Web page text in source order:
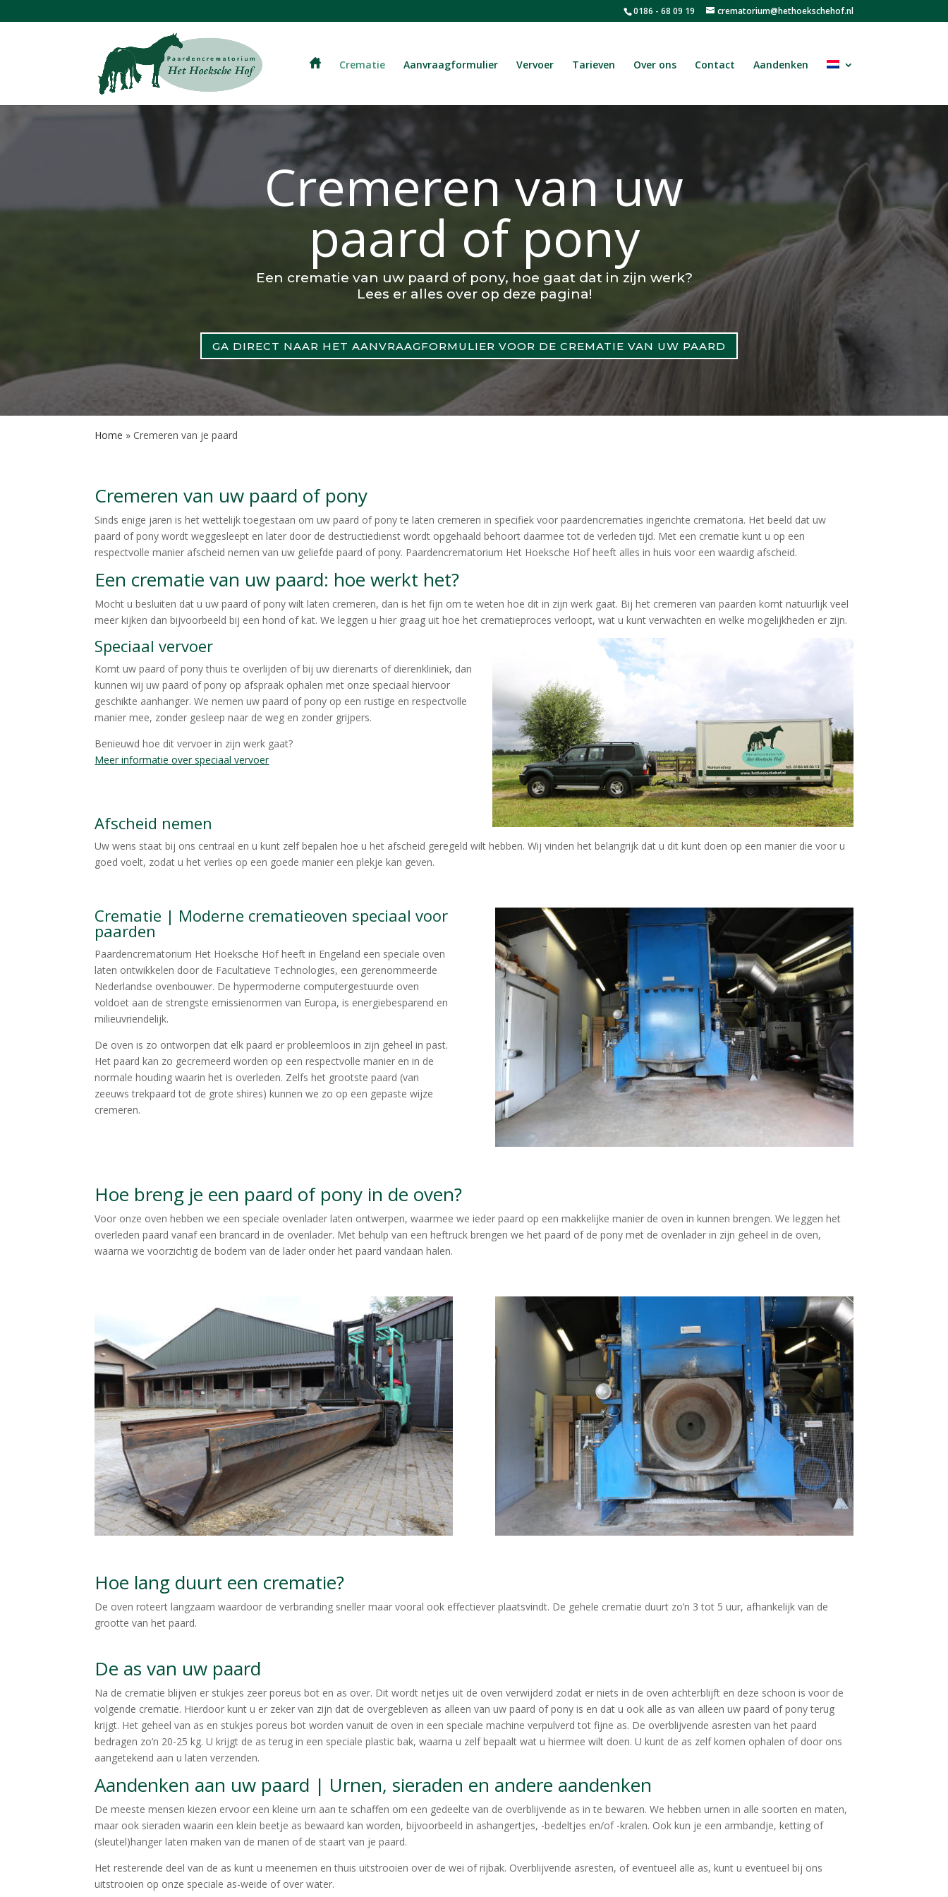
0186 - 68 09 19 crematorium@hethoekschehof.nl
Crematie Aanvraagformulier Vervoer Tarieven Over ons Contact Aandenken
Cremeren van uw
paard of pony
Een crematie van uw paard of pony, hoe gaat dat in zijn werk?
Lees er alles over op deze pagina!
GA DIRECT NAAR HET AANVRAAGFORMULIER VOOR DE CREMATIE VAN UW PAARD
Home »Cremeren van je paard
Cremeren van uw paard of pony
Sinds enige jaren is het wettelijk toegestaan om uw paard of pony te laten cremeren in specifiek voor paardencrematies ingerichte crematoria. Het beeld dat uw
paard of pony wordt weggesleept en later door de destructiedienst wordt opgehaald behoort daarmee tot de verleden tijd. Met een crematie kunt u op een
respectvolle manier afscheid nemen van uw geliefde paard of pony. Paardencrematorium Het Hoeksche Hof heeft alles in huis voor een waardig afscheid.
Een crematie van uw paard: hoe werkt het?
Mocht u besluiten dat u uw paard of pony wilt laten cremeren, dan is het fijn om te weten hoe dit in zijn werk gaat. Bij het cremeren van paarden komt natuurlijk veel
meer kijken dan bijvoorbeeld bij een hond of kat. We leggen u hier graag uit hoe het crematieproces verloopt, wat u kunt verwachten en welke mogelijkheden er zijn.
Speciaal vervoer
Komt uw paard of pony thuis te overlijden of bij uw dierenarts of dierenkliniek, dan
kunnen wij uw paard of pony op afspraak ophalen met onze speciaal hiervoor
geschikte aanhanger. We nemen uw paard of pony op een rustige en respectvolle
manier mee, zonder gesleep naar de weg en zonder grijpers.
Benieuwd hoe dit vervoer in zijn werk gaat?
Meer informatie over speciaal vervoer
Afscheid nemen
Uw wens staat bij ons centraal en u kunt zelf bepalen hoe u het afscheid geregeld wilt hebben. Wij vinden het belangrijk dat u dit kunt doen op een manier die voor u
goed voelt, zodat u het verlies op een goede manier een plekje kan geven.
Crematie | Moderne crematieoven speciaal voor
paarden
Paardencrematorium Het Hoeksche Hof heeft in Engeland een speciale oven
laten ontwikkelen door de Facultatieve Technologies, een gerenommeerde
Nederlandse ovenbouwer. De hypermoderne computergestuurde oven
voldoet aan de strengste emissienormen van Europa, is energiebesparend en
milieuvriendelijk.
De oven is zo ontworpen dat elk paard er probleemloos in zijn geheel in past.
Het paard kan zo gecremeerd worden op een respectvolle manier en in de
normale houding waarin het is overleden. Zelfs het grootste paard (van
zeeuws trekpaard tot de grote shires) kunnen we zo op een gepaste wijze
cremeren.
Hoe breng je een paard of pony in de oven?
Voor onze oven hebben we een speciale ovenlader laten ontwerpen, waarmee we ieder paard op een makkelijke manier de oven in kunnen brengen. We leggen het
overleden paard vanaf een brancard in de ovenlader. Met behulp van een heftruck brengen we het paard of de pony met de ovenlader in zijn geheel in de oven,
waarna we voorzichtig de bodem van de lader onder het paard vandaan halen.
Hoe lang duurt een crematie?
De oven roteert langzaam waardoor de verbranding sneller maar vooral ook effectiever plaatsvindt. De gehele crematie duurt zo’n 3 tot 5 uur, afhankelijk van de
grootte van het paard.
De as van uw paard
Na de crematie blijven er stukjes zeer poreus bot en as over. Dit wordt netjes uit de oven verwijderd zodat er niets in de oven achterblijft en deze schoon is voor de
volgende crematie. Hierdoor kunt u er zeker van zijn dat de overgebleven as alleen van uw paard of pony is en dat u ook alle as van alleen uw paard of pony terug
krijgt. Het geheel van as en stukjes poreus bot worden vanuit de oven in een speciale machine verpulverd tot fijne as. De overblijvende asresten van het paard
bedragen zo’n 20-25 kg. U krijgt de as terug in een speciale plastic bak, waarna u zelf bepaalt wat u hiermee wilt doen. U kunt de as zelf komen ophalen of door ons
aangetekend aan u laten verzenden.
Aandenken aan uw paard | Urnen, sieraden en andere aandenken
De meeste mensen kiezen ervoor een kleine urn aan te schaffen om een gedeelte van de overblijvende as in te bewaren. We hebben urnen in alle soorten en maten,
maar ook sieraden waarin een klein beetje as bewaard kan worden, bijvoorbeeld in ashangertjes, -bedeltjes en/of -kralen. Ook kun je een armbandje, ketting of
(sleutel)hanger laten maken van de manen of de staart van je paard.
Het resterende deel van de as kunt u meenemen en thuis uitstrooien over de wei of rijbak. Overblijvende asresten, of eventueel alle as, kunt u eventueel bij ons
uitstrooien op onze speciale as-weide of over water.